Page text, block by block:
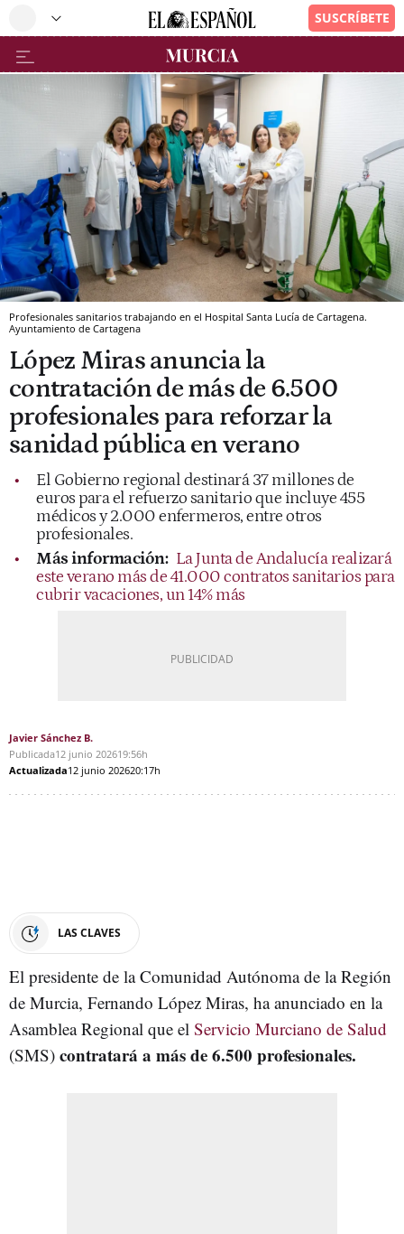
Profesionales sanitarios trabajando en el Hospital Santa Lucía de Cartagena.
Ayuntamiento de Cartagena
López Miras anuncia la
contratación de más de 6.500
profesionales para reforzar la
sanidad pública en verano
El Gobierno regional destinará 37 millones de
euros para el refuerzo sanitario que incluye 455
médicos y 2.000 enfermeros, entre otros
profesionales.
Más información: La Junta de Andalucía realizará
este verano más de 41.000 contratos sanitarios para
cubrir vacaciones, un 14% más
Javier Sánchez B.
Publicada12 junio 202619:56h
Actualizada12 junio 202620:17h
LAS CLAVES
El presidente de la Comunidad Autónoma de la Región
de Murcia, Fernando López Miras, ha anunciado en la
Asamblea Regional que el Servicio Murciano de Salud
(SMS) contratará a más de 6.500 profesionales.